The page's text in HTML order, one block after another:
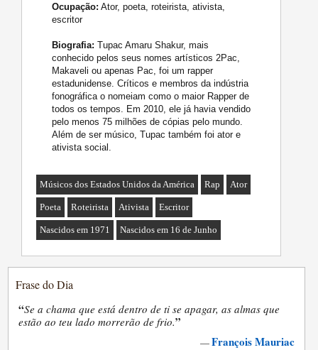
Ocupação: Ator, poeta, roteirista, ativista,
escritor
Biografia: Tupac Amaru Shakur, mais
conhecido pelos seus nomes artísticos 2Pac,
Makaveli ou apenas Pac, foi um rapper
estadunidense. Críticos e membros da indústria
fonográfica o nomeiam como o maior Rapper de
todos os tempos. Em 2010, ele já havia vendido
pelo menos 75 milhões de cópias pelo mundo.
Além de ser músico, Tupac também foi ator e
ativista social.
Músicos dos Estados Unidos da América Rap Ator
Poeta Roteirista Ativista Escritor
Nascidos em 1971 Nascidos em 16 de Junho
Frase do Dia
“Se a chama que está dentro de ti se apagar, as almas que
estão ao teu lado morrerão de frio.”
—François Mauriac